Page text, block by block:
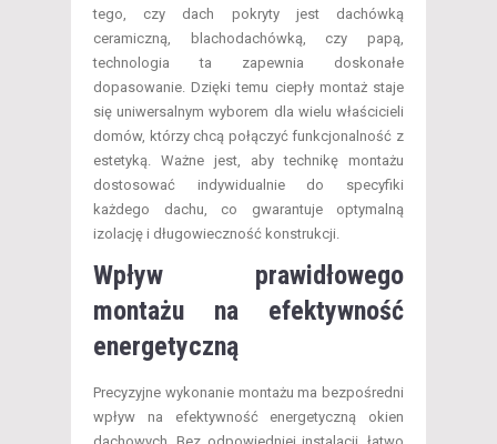
tego, czy dach pokryty jest dachówką
ceramiczną, blachodachówką, czy papą,
technologia ta zapewnia doskonałe
dopasowanie. Dzięki temu ciepły montaż staje
się uniwersalnym wyborem dla wielu właścicieli
domów, którzy chcą połączyć funkcjonalność z
estetyką. Ważne jest, aby technikę montażu
dostosować indywidualnie do specyfiki
każdego dachu, co gwarantuje optymalną
izolację i długowieczność konstrukcji.
Wpływ prawidłowego
montażu na efektywność
energetyczną
Precyzyjne wykonanie montażu ma bezpośredni
wpływ na efektywność energetyczną okien